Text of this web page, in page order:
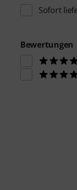
Sofort
Bewertungen